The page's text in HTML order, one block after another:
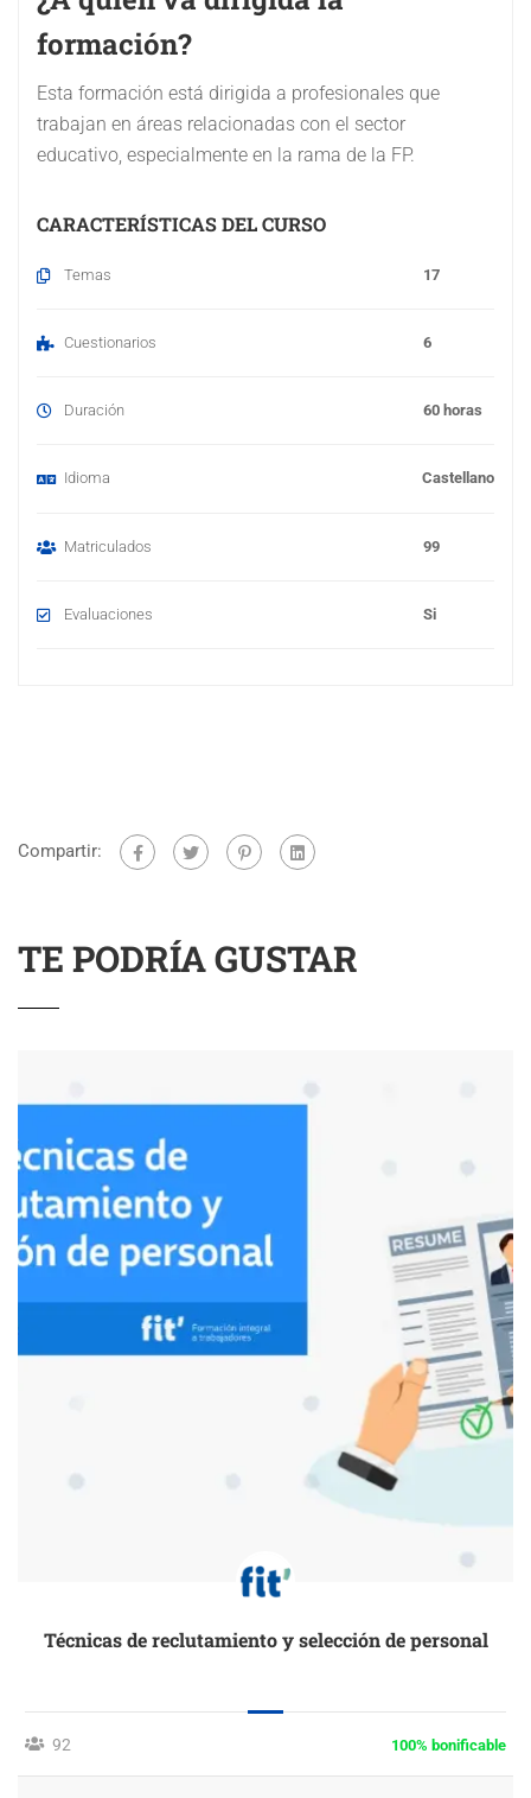
formación?
Esta formación está dirigida a profesionales que
trabajan en áreas relacionadas con el sector
educativo, especialmente en la rama de la FP.
CARACTERÍSTICAS DEL CURSO
Temas 17
Cuestionarios 6
Duración 60 horas
Idioma Castellano
Matriculados 99
Evaluaciones Si
Compartir:
TE PODRÍA GUSTAR
Técnicas de reclutamiento y selección de personal
92 100% bonificable